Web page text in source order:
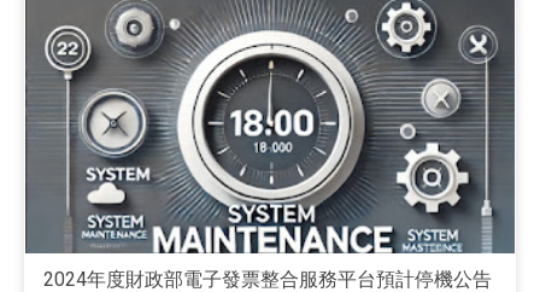
2024年度財政部電子發票整合服務平台預計停機公告